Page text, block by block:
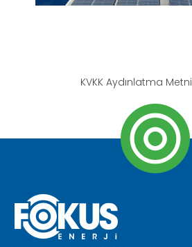
KVKK Aydınlatma Metni